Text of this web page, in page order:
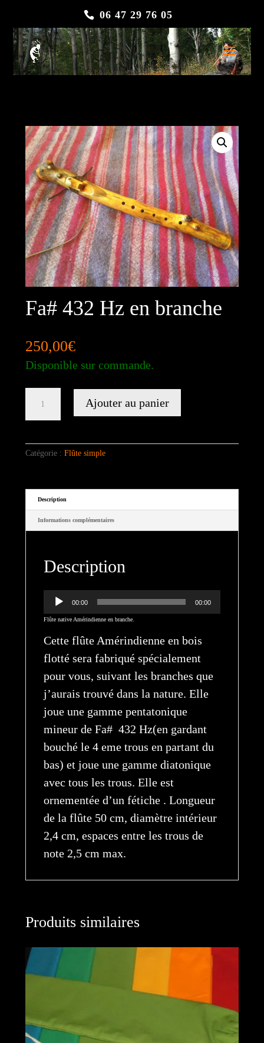
06 47 29 76 05
Fa# 432 Hz en branche
250,00€
Disponible sur commande.
en
Ajouter au panier
Catégorie : Flûte simple
Description
Informations complémentaires
Description
audio
00:00 00:00
Flûte native Amérindienne en branche.
Cette flûte Amérindienne en bois
flotté sera fabriqué spécialement
pour vous, suivant les branches que
j’aurais trouvé dans la nature. Elle
joue une gamme pentatonique
mineur de Fa# 432 Hz(en gardant
bouché le 4 eme trous en partant du
bas) et joue une gamme diatonique
avec tous les trous. Elle est
ornementée d’un fétiche . Longueur
de la flûte 50 cm, diamètre intérieur
2,4 cm, espaces entre les trous de
note 2,5 cm max.
Produits similaires